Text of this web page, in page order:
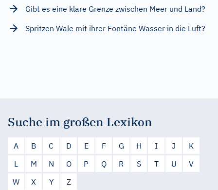
Gibt es eine klare Grenze zwischen Meer und Land?
Spritzen Wale mit ihrer Fontäne Wasser in die Luft?
Suche im großen Lexikon
A B C D E F G H I J
K
L
M N O P Q R S T U
V
W
X Y Z